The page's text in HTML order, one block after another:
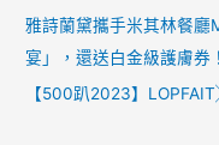
雅詩蘭黛攜手米其林餐廳
宴」，還送白金級護膚券！
【500趴2023】